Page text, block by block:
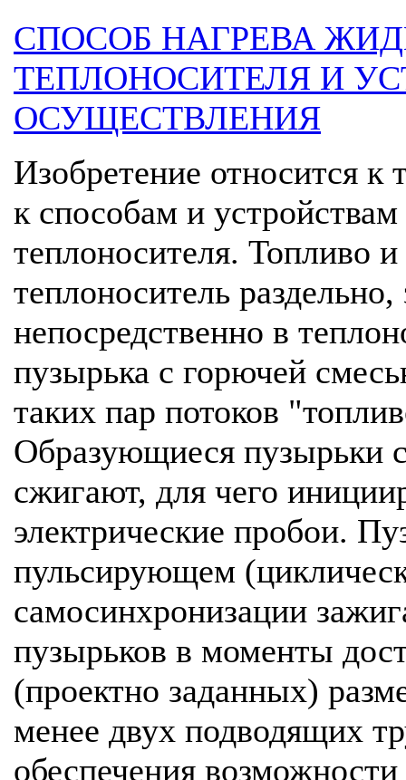
СПОСОБ НАГРЕВА
ТЕПЛОНОСИТЕЛЯ И
ОСУЩЕСТВЛЕНИЯ
Изобретение относится к
к способам и
теплоносителя. Топливо
теплоноситель
непосредственно в
пузырька с горючей
таких пар потоков
Образующиеся пузырьки
сжигают, для чего
электрические пробои.
пульсирующем
самосинхронизации
пузырьков в моменты
(проектно заданных)
менее двух подводящих
обеспечения